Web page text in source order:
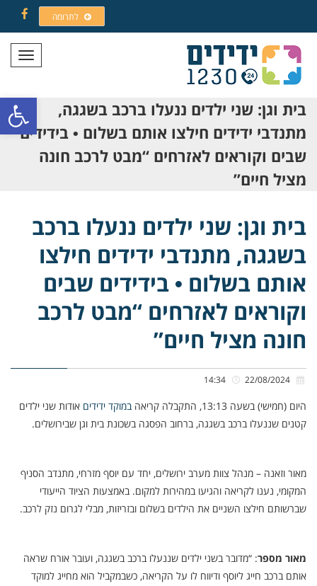
פתח
לתרומה
תפריט
בית וגן: שני ילדים ננעלו ברכב בשגגה,
מתנדבי ידידים חילצו אותם בשלום • בידידים
שבים וקוראים לאזרחים “מבט לרכב חונה
מציל חיים”
בית וגן: שני ילדים ננעלו ברכב
בשגגה, מתנדבי ידידים חילצו
אותם בשלום • בידידים שבים
וקוראים לאזרחים “מבט לרכב
חונה מציל חיים”
היום (חמישי) בשעה 13:13, התקבלה קריאה במוקד ידידים אודות שני ילדים
קטנים שננעלו ברכב בשגגה, ברחוב הפסגה בשכונת בית וגן שבירושלים.
מאור וזאנה – מנהל צוות מערב ירושלים, יחד עם יוסף מזרחי, מתנדב הסניף
המקומי, נענו לקריאה והגיעו במהירות למקום. באמצעות הציוד הייעודי
שברשותם חילצו השניים את הילדים בשלום ובזריזות, מבלי לגרום נזק לרכב.
מאור מספר: “מדובר בשני ילדים שננעלו ברכב בשגגה, ועובר אורח שראה
אותם ברכב חייג ליוסף ודיווח לו על הקריאה, כשבמקביל הוא מחייג למוקד